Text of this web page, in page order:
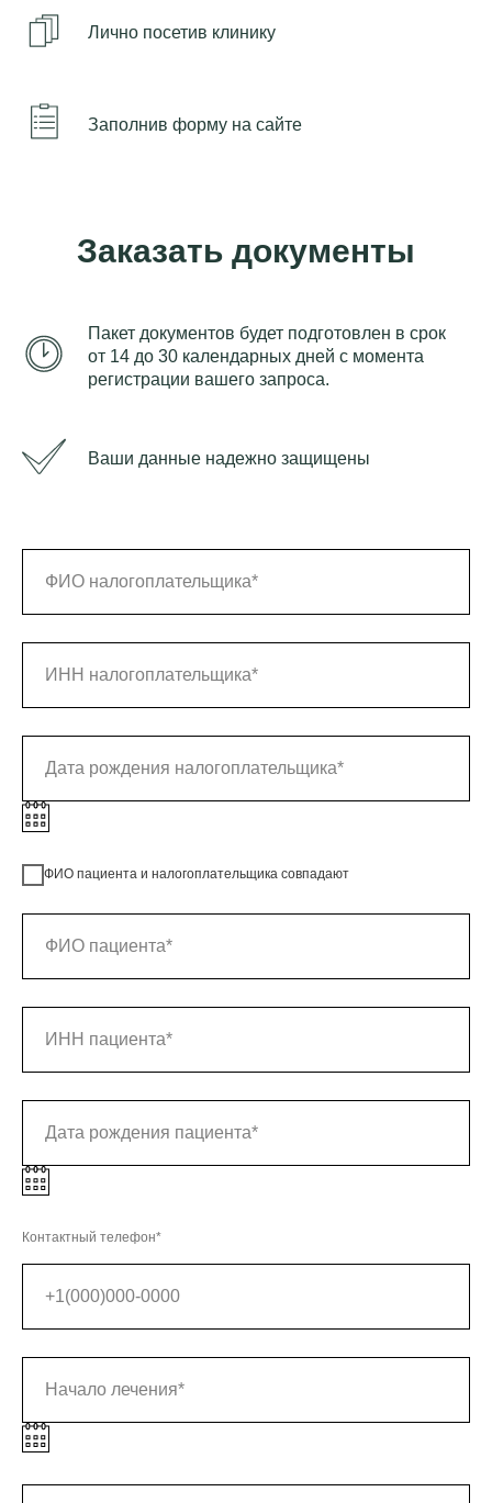
Лично посетив клинику
Заполнив форму на сайте
Заказать документы
Пакет документов будет подготовлен в срок
от 14 до 30 календарных дней с момента
регистрации вашего запроса.
Ваши данные надежно защищены
ФИО пациента и налогоплательщика совпадают
Контактный телефон*